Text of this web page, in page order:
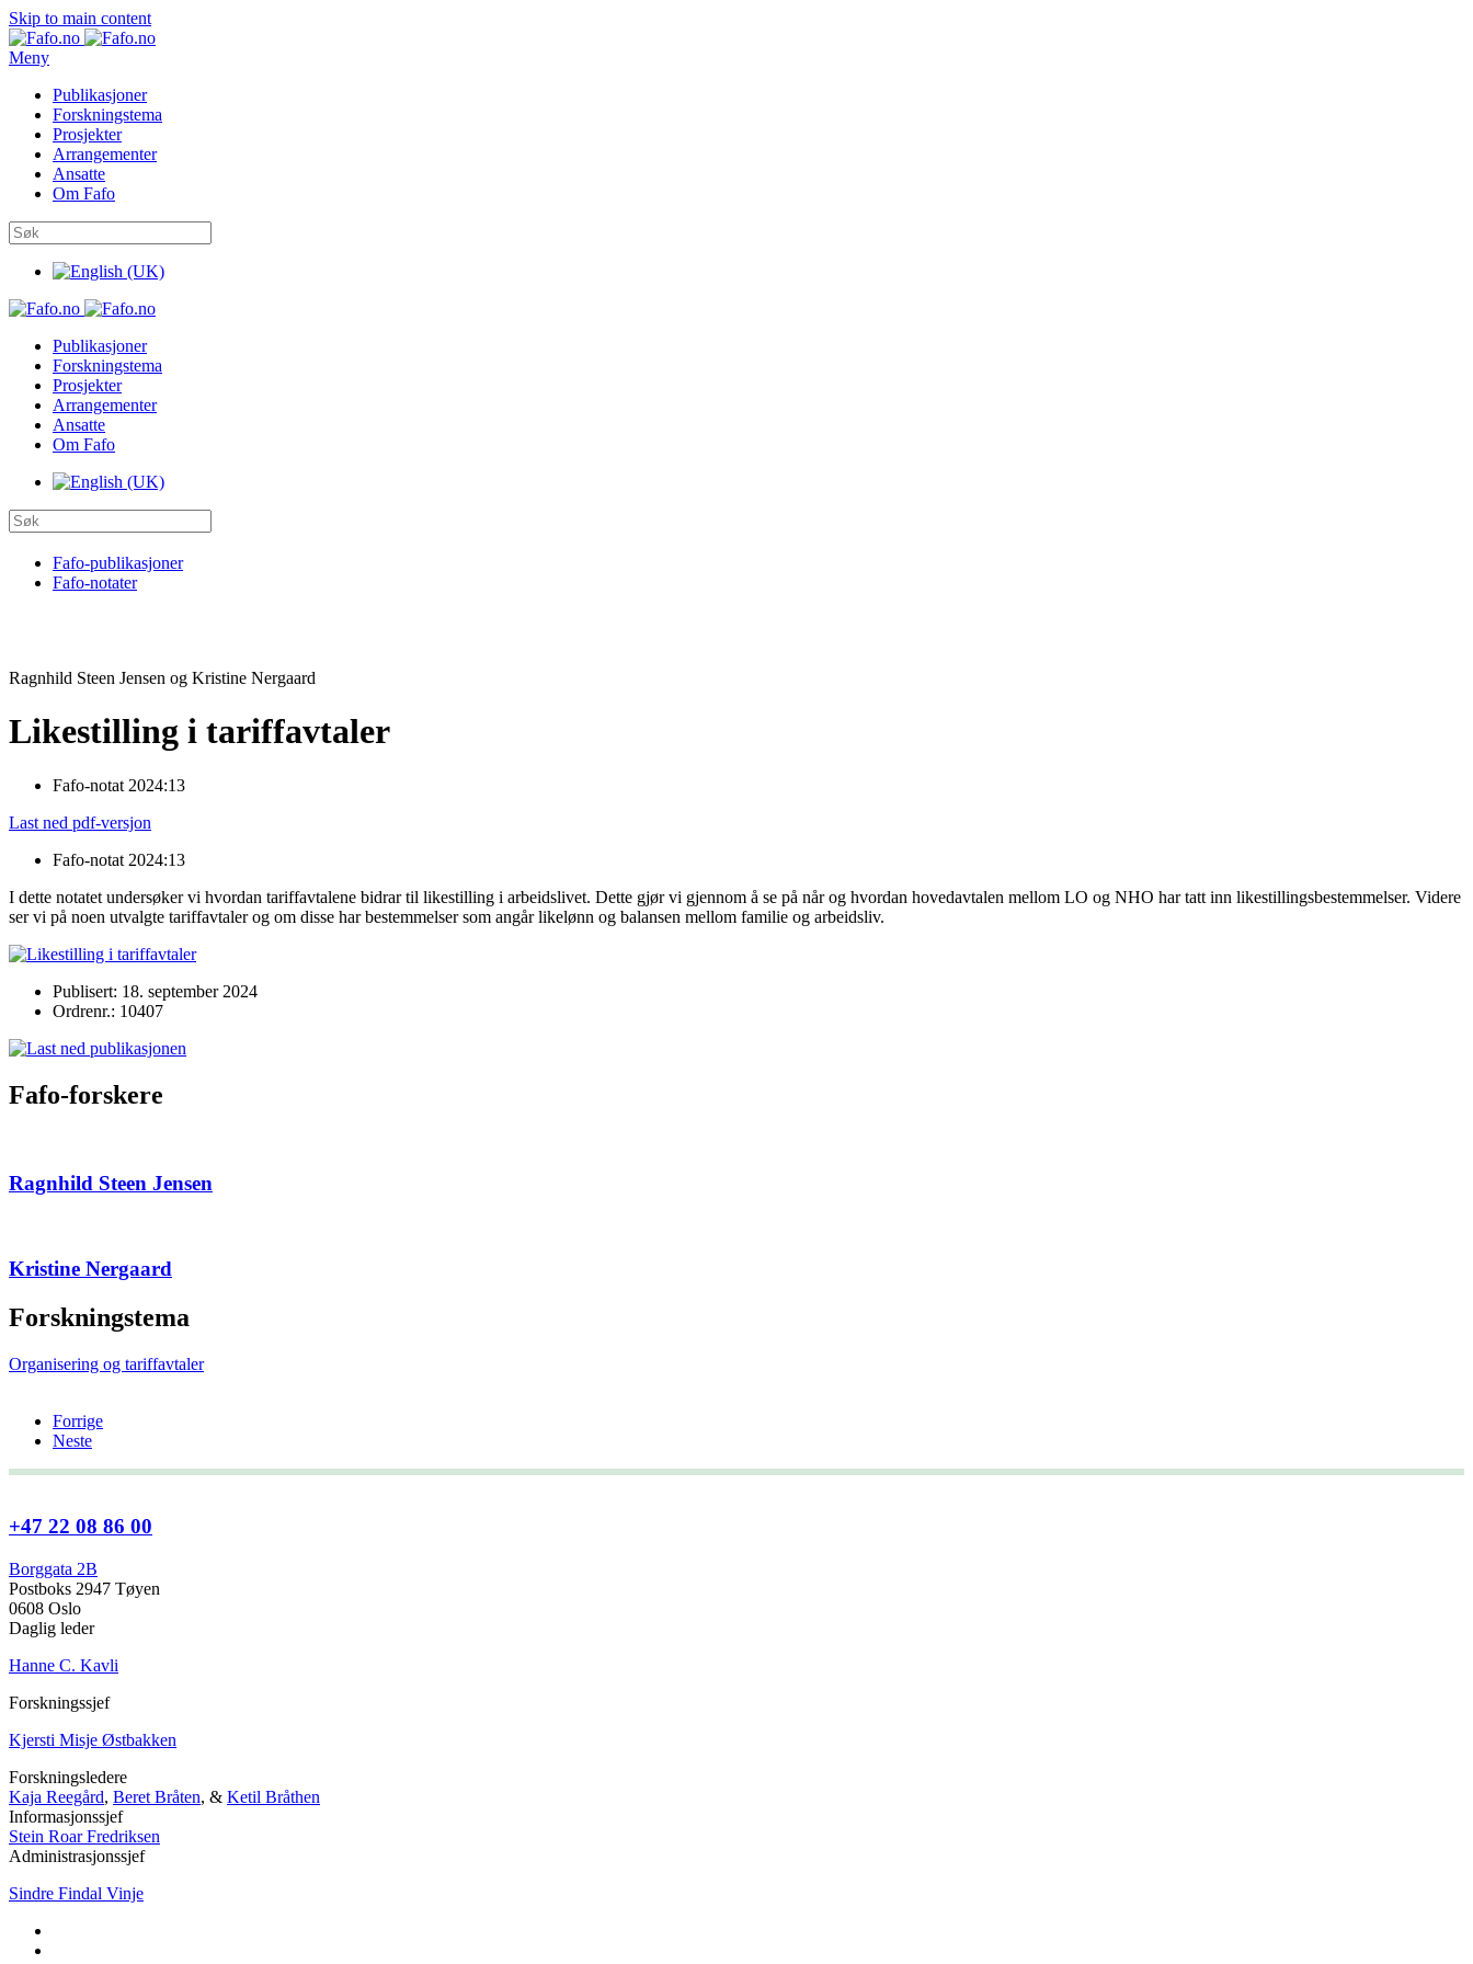
Skip to main content
Meny
Publikasjoner
Forskningstema
Prosjekter
Arrangementer
Ansatte
Om Fafo
Publikasjoner
Forskningstema
Prosjekter
Arrangementer
Ansatte
Om Fafo
Fafo-publikasjoner
Fafo-notater
Ragnhild Steen Jensen og Kristine Nergaard
Likestilling i tariffavtaler
Fafo-notat 2024:13
Last ned pdf-versjon
Fafo-notat 2024:13
I dette notatet undersøker vi hvordan tariffavtalene bidrar til likestilling i arbeidslivet. Dette gjør vi gjennom å se på når og hvordan hovedavtalen mellom LO og NHO har tatt inn likestillingsbestemmelser. Videre
ser vi på noen utvalgte tariffavtaler og om disse har bestemmelser som angår likelønn og balansen mellom familie og arbeidsliv.
Publisert: 18. september 2024
Ordrenr.: 10407
Fafo-forskere
Ragnhild Steen Jensen
Kristine Nergaard
Forskningstema
Organisering og tariffavtaler
Forrige
Neste
+47 22 08 86 00
Borggata 2B
Postboks 2947 Tøyen
0608 Oslo
Daglig leder
Hanne C. Kavli
Forskningssjef
Kjersti Misje Østbakken
Forskningsledere
Kaja Reegård, Beret Bråten, & Ketil Bråthen
Informasjonssjef
Stein Roar Fredriksen
Administrasjonssjef
Sindre Findal Vinje